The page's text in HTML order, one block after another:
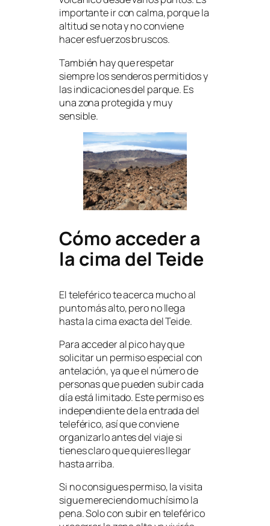
importante ir con calma, porque la
altitud se nota y no conviene
hacer esfuerzos bruscos.
También hay que respetar
siempre los senderos permitidos y
las indicaciones del parque. Es
una zona protegida y muy
sensible.
Cómo acceder a
la cima del Teide
El teleférico te acerca mucho al
punto más alto, pero no llega
hasta la cima exacta del Teide.
Para acceder al pico hay que
solicitar un permiso especial con
antelación, ya que el número de
personas que pueden subir cada
día está limitado. Este permiso es
independiente de la entrada del
teleférico, así que conviene
organizarlo antes del viaje si
tienes claro que quieres llegar
hasta arriba.
Si no consigues permiso, la visita
sigue mereciendo muchísimo la
pena. Solo con subir en teleférico